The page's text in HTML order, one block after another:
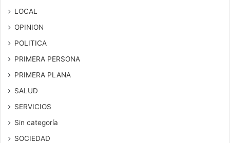
LOCAL
OPINION
POLITICA
PRIMERA PERSONA
PRIMERA PLANA
SALUD
SERVICIOS
Sin categoría
SOCIEDAD